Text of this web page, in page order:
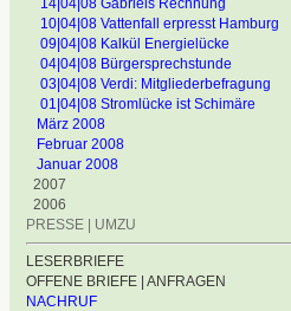
14|04|08 Gabriels Rechnung
10|04|08 Vattenfall erpresst Hamburg
09|04|08 Kalkül Energielücke
04|04|08 Bürgersprechstunde
03|04|08 Verdi: Mitgliederbefragung
01|04|08 Stromlücke ist Schimäre
März 2008
Februar 2008
Januar 2008
2007
2006
PRESSE | UMZU
LESERBRIEFE
OFFENE BRIEFE | ANFRAGEN
NACHRUF